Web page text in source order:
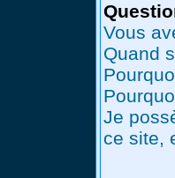
Vous
Quand
Je
ce site,